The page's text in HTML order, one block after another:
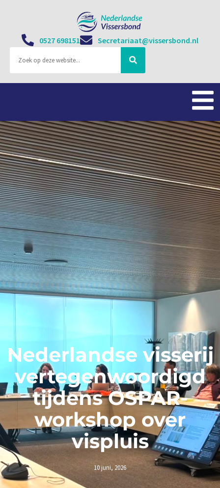
0527 698151 Secretariaat@vissersbond.nl
Nederlandse visserij
vertegenwoordigd
tijdens OSPAR-
workshop over
vispluis
10 juni, 2026